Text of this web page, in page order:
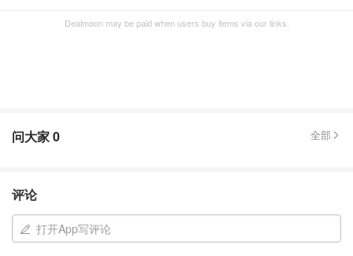
Dealmoon may be paid when users buy items via our links.
问大家0 全部
评论
打开App写评论